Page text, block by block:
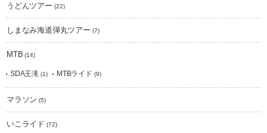
うどんツアー (22)
しまなみ海道弾丸ツアー (7)
MTB (14)
SDA王滝 (1) MTBライド (9)
マラソン (5)
いこライド (72)